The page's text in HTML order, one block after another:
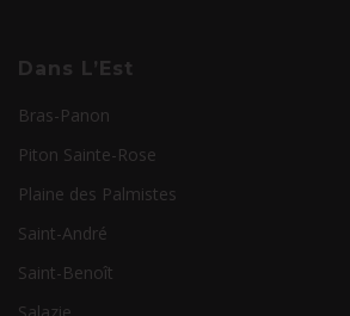
Dans L’Est
Bras-Panon
Piton Sainte-Rose
Plaine des Palmistes
Saint-André
Saint-Benoît